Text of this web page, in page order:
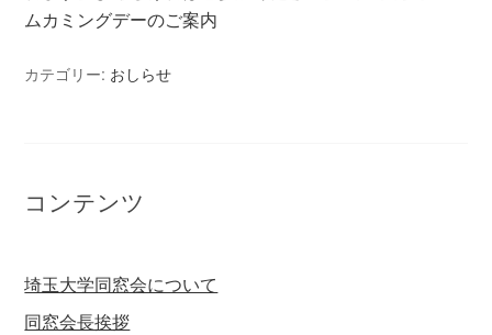
ムカミングデーのご案内
カテゴリー: おしらせ
コンテンツ
埼玉大学同窓会について
同窓会長挨拶